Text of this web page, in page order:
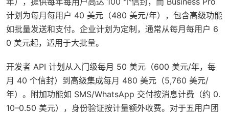
计划为每月每用户 40 美元（480 美元/年），包含高级功能
如批量发送和支付。企业计划为定制，通常从每月每用户 6
0 美元起，适用于大批量。
开发者 API 计划从入门级每月 50 美元（600 美元/年，每
月 40 个信封）到高级集成每月 480 美元（5,760 美元/
年）。附加功能如 SMS/WhatsApp 交付按消息计费（约 0.
10–0.50 美元），身份验证按计量额外收费。对于五用户团